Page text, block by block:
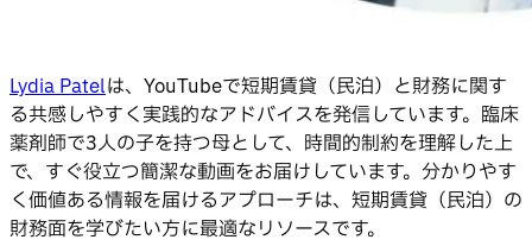
Lydia Patelは、YouTubeで短期賃貸（民泊）と財務に関す
る共感しやすく実践的なアドバイスを発信しています。臨床
薬剤師で3人の子を持つ母として、時間的制約を理解した上
で、すぐ役立つ簡潔な動画をお届けしています。分かりやす
く価値ある情報を届けるアプローチは、短期賃貸（民泊）の
財務面を学びたい方に最適なリソースです。